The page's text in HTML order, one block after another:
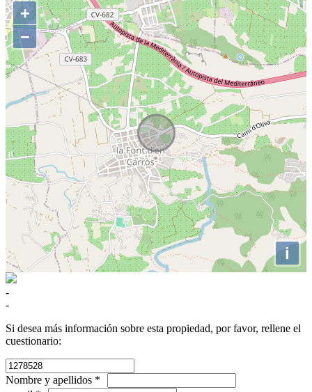
+
−
i
-
-
Si desea más información sobre esta propiedad, por favor, rellene el
cuestionario:
Nombre y apellidos *